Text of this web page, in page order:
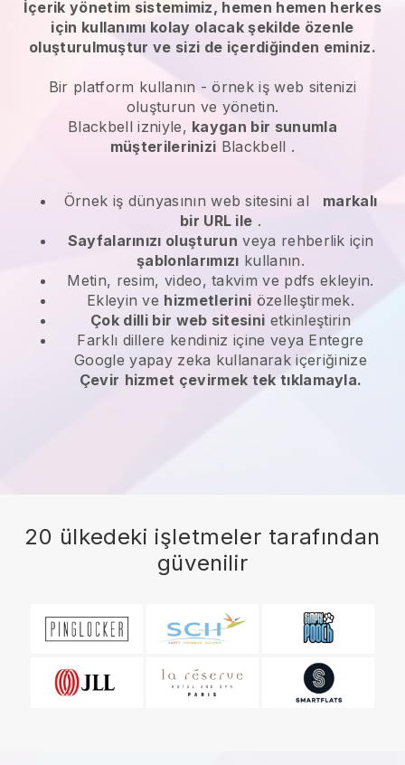
İçerik yönetim sistemimiz, hemen hemen herkes
için kullanımı kolay olacak şekilde özenle
oluşturulmuştur ve sizi de içerdiğinden eminiz.
Bir platform kullanın -örnek iş web sitenizi
oluşturun ve yönetin.
Blackbellizniyle, kaygan bir sunumla
müşterilerinizi Blackbell .
Örnek iş dünyasının web sitesini al
markalı
bir URL ile .
Sayfalarınızı oluşturun veya rehberlik için
şablonlarımızı kullanın.
Metin, resim, video, takvim ve pdfs ekleyin.
Ekleyin ve hizmetlerini özelleştirmek.
Çok dilli bir web sitesini etkinleştirin
Farklı dillere kendiniz içine veya Entegre
Google yapay zeka kullanarak içeriğinize
Çevir hizmet çevirmek tek tıklamayla.
20 ülkedeki işletmeler tarafından
güvenilir